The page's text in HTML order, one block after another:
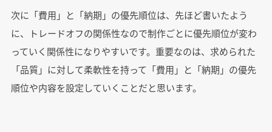
次に「費用」と「納期」の優先順位は、先ほど書いたよう
に、トレードオフの関係性なので制作ごとに優先順位が変わ
っていく関係性になりやすいです。重要なのは、求められた
「品質」に対して柔軟性を持って「費用」と「納期」の優先
順位や内容を設定していくことだと思います。